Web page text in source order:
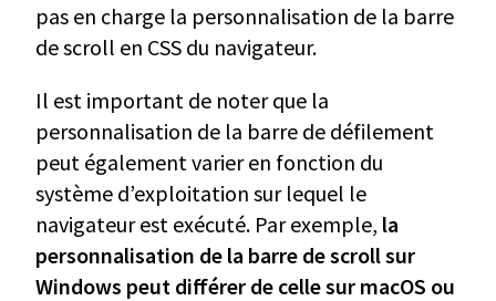
pas en charge la personnalisation de la barre
de scroll en CSS du navigateur.
Il est important de noter que la
personnalisation de la barre de défilement
peut également varier en fonction du
système d’exploitation sur lequel le
navigateur est exécuté. Par exemple, la
personnalisation de la barre de scroll sur
Windows peut différer de celle sur macOS ou